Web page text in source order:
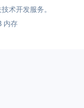
术开发服务。
内存